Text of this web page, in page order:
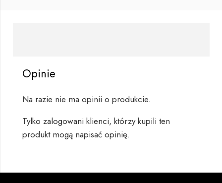
Opinie
Na razie nie ma opinii o produkcie.
Tylko zalogowani klienci, którzy kupili ten
produkt mogą napisać opinię.